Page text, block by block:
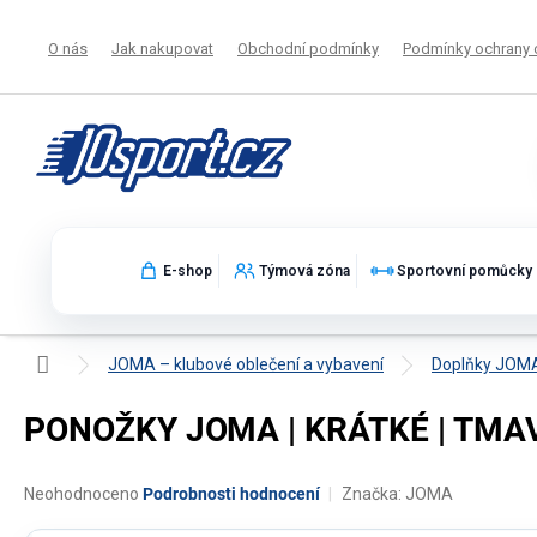
O nás Jak nakupovat Obchodní podmínky Podmínky ochrany
E-shop Týmová zóna Sportovní pomůcky
Domů JOMA – klubové oblečení a vybavení Doplňky
PONOŽKY JOMA | KRÁTKÉ |
Průměrné
Neohodnoceno Podrobnosti hodnocení Značka: JOMA